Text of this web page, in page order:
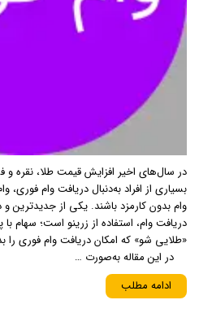
در سال‌های اخیر افزایش قیمت طلا، نقره
بسیاری از افراد به‌دنبال دریافت وام
وام بدون کارمزد باشند. یکی از
دریافت وام، استفاده از زرینو است؛ سهام
«طلایی شو» که امکان دریافت وام فوری را
در این مقاله به‌صورت …
ادامه مطلب